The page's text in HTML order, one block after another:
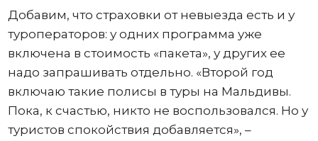
Добавим, что страховки от невыезда есть и у
туроператоров: у одних программа уже
включена в стоимость «пакета», у других ее
надо запрашивать отдельно. «Второй год
включаю такие полисы в туры на Мальдивы.
Пока, к счастью, никто не воспользовался. Но у
туристов спокойствия добавляется», –